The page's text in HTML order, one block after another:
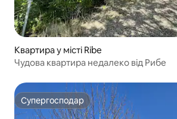
Квартира у місті Ribe
Чудова квартира недалеко від Рибе
Супергосподар
Супергосподар